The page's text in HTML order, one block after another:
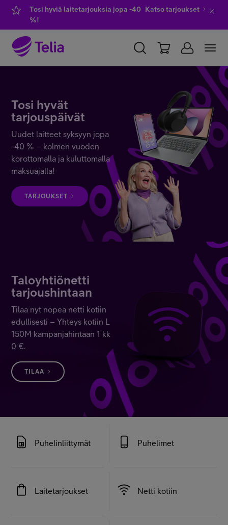
Tosi hyviä laitetarjouksia jopa -40
%!
Katso tarjoukset
TELIA FINLAND
Liittymät ja palvelut
Laitteet
TV ja viihde
Minun Telia
FI EN SV
Tosi hyvät
tarjouspäivät
Uudet laitteet syksyyn jopa
-40 % – kolmen vuoden
korottomalla ja kuluttomalla
maksuajalla!
TARJOUKSET
Taloyhtiönetti
tarjoushintaan
Tilaa nyt nopea netti kotiin
edullisesti – Yhteys kotiin L
150M kampanjahintaan 1 kk
0 €.
TILAA
Puhelinliittymät Puhelimet
Laitetarjoukset Netti kotiin